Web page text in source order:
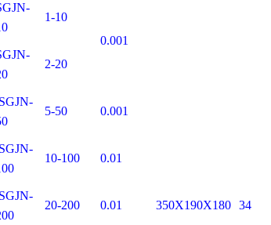
1-10
0.001
2-20
5-50 0.001
350X190X180 34
10-100 0.01
20-200 0.01